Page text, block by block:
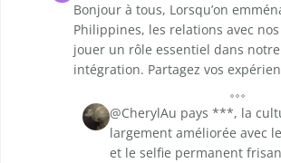
Bonjour à tous, Lorsqu’on
Philippines, les relations avec
jouer un rôle essentiel dans
intégration. Partagez vos
@CherylAu pays ***, la
largement améliorée avec
et le selfie permanent